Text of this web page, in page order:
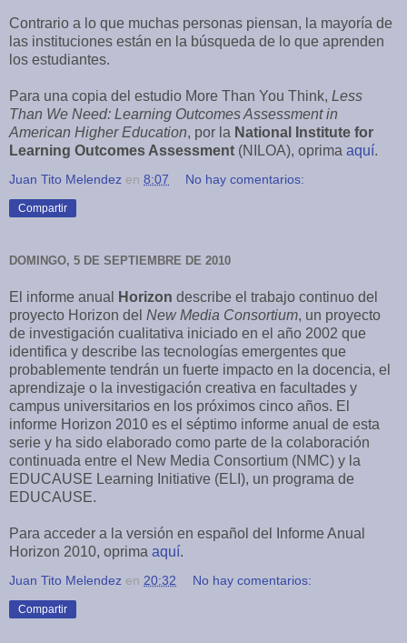
Contrario a lo que muchas personas piensan, la mayoría de
las instituciones están en la búsqueda de lo que aprenden
los estudiantes.
Para una copia del estudio More Than You Think, Less
Than We Need: Learning Outcomes Assessment in
American Higher Education, por la National Institute for
Learning Outcomes Assessment (NILOA), oprima aquí.
Juan Tito Melendez en 8:07 No hay comentarios:
Compartir
DOMINGO, 5 DE SEPTIEMBRE DE 2010
El informe anual Horizon describe el trabajo continuo del
proyecto Horizon del New Media Consortium, un proyecto
de investigación cualitativa iniciado en el año 2002 que
identifica y describe las tecnologías emergentes que
probablemente tendrán un fuerte impacto en la docencia, el
aprendizaje o la investigación creativa en facultades y
campus universitarios en los próximos cinco años. El
informe Horizon 2010 es el séptimo informe anual de esta
serie y ha sido elaborado como parte de la colaboración
continuada entre el New Media Consortium (NMC) y la
EDUCAUSE Learning Initiative (ELI), un programa de
EDUCAUSE.
Para acceder a la versión en español del Informe Anual
Horizon 2010, oprima aquí.
Juan Tito Melendez en 20:32 No hay comentarios:
Compartir